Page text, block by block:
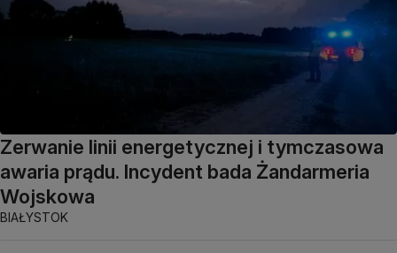
Zerwanie linii energetycznej i tymczasowa
awaria prądu. Incydent bada Żandarmeria
Wojskowa
BIAŁYSTOK